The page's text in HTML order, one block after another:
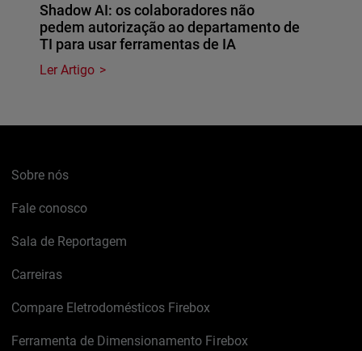
Shadow AI: os colaboradores não
pedem autorização ao departamento de
TI para usar ferramentas de IA
Ler Artigo
Sobre nós
Fale conosco
Sala de Reportagem
Carreiras
Compare Eletrodomésticos Firebox
Ferramenta de Dimensionamento Firebox